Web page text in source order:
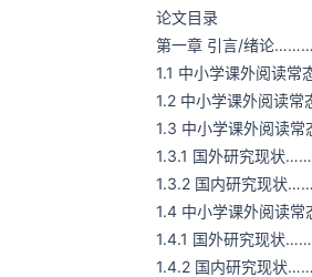
论文目录
第一章 引言/绪论
1.1 中小学课外阅读
1.2 中小学课外阅读
1.3 中小学课外阅读
1.3.1 国外研究现
1.3.2 国内研究现
1.4 中小学课外阅读
1.4.1 国外研究现
1.4.2 国内研究现